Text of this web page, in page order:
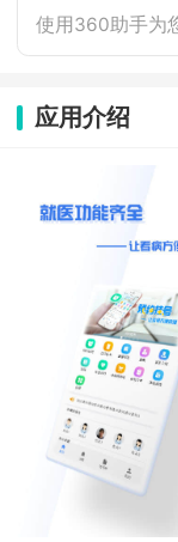
使用360助手为
应用介绍